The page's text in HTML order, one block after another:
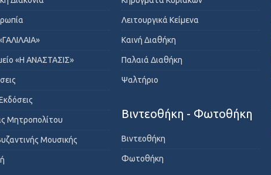
«Η ΑΝΑΣΤΑΣΙΣ»
Μητροπολίτου
Μουσικής
Λειτουργικά Κείμενα
Καινή Διαθήκη
Παλαιά Διαθήκη
Ψαλτήριο
Βιντεοθήκη - Φωτοθήκη
Βιντεοθήκη
Φωτοθήκη